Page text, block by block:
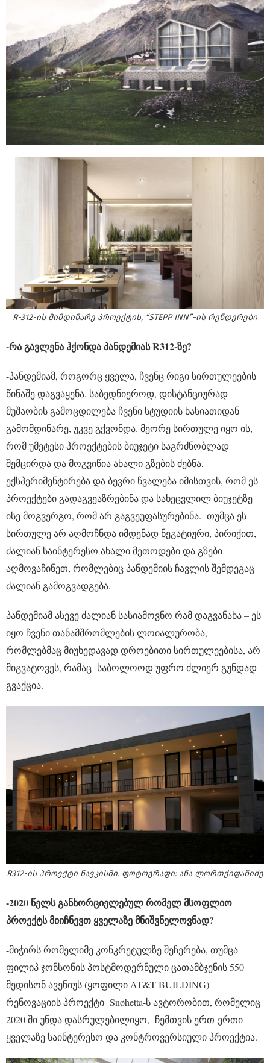
R-312-ის მიმდინარე პროექტის, “STEPP INN”-ის რენდერები
-რა გავლენა ჰქონდა პანდემიას R312-ზე?
-პანდემიამ, როგორც ყველა, ჩვენც რიგი სირთულეების
წინაშე დაგვაყენა. საბედნიეროდ, დისტანციურად
მუშაობის გამოცდილება ჩვენი სტუდიის ხასიათიდან
გამომდინარე, უკვე გქვონდა. მეორე სირთულე იყო ის,
რომ უმეტესი პროექტების ბიუჯეტი საგრძნობლად
შემცირდა და მოგვიწია ახალი გზების ძებნა,
ექსპერიმენტირება და ბევრი წვალება იმისთვის, რომ ეს
პროექტები გადაგვეაზრებინა და სახეცვლილ ბიუჯეტზე
ისე მოგვერგო, რომ არ გაგვეუფასურებინა. თუმცა ეს
სირთულე არ აღმოჩნდა იმდენად ნეგატიური, პირიქით,
ძალიან საინტერესო ახალი მეთოდები და გზები
აღმოვაჩინეთ, რომლებიც პანდემიის ჩავლის შემდეგაც
ძალიან გამოგვადგება.
პანდემიამ ასევე ძალიან სასიამოვნო რამ დაგვანახა – ეს
იყო ჩვენი თანამშრომლების ლოიალურობა,
რომლებმაც მიუხედავად დროებითი სირთულეებისა, არ
მიგვატოვეს, რამაც საბოლოოდ უფრო ძლიერ გუნდად
გვაქცია.
R312-ის პროექტი წავკისში. ფოტოგრაფი: ანა ლორთქიფანიძე
-2020 წელს განხორციელებულ რომელ მსოფლიო
პროექტს მიიჩნევთ ყველაზე მნიშვნელოვნად?
-მიჭირს რომელიმე კონკრეტულზე შეჩერება, თუმცა
ფილიპ ჯონსონის პოსტმოდერნული ცათამბჯენის 550
მედისონ ავენიუს (ყოფილი AT&T BUILDING)
რენოვაციის პროექტი Snøhetta-ს ავტორობით, რომელიც
2020 ში უნდა დასრულებილიყო, ჩემთვის ერთ-ერთი
ყველაზე საინტერესო და კონტროვერსიული პროექტია.